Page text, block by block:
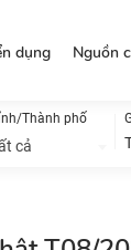
dụng Nguồn
Thành phố
cả